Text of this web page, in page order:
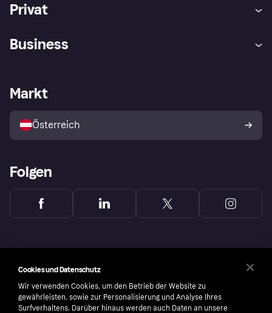
Privat
Shops entdecken
Business
Händlerportal
Markt
Österreich
Folgen
Cookies und Datenschutz
Wir verwenden Cookies, um den Betrieb der Website zu
gewährleisten, sowie zur Personalisierung und Analyse Ihres
Surfverhaltens. Darüber hinaus werden auch Daten an unsere